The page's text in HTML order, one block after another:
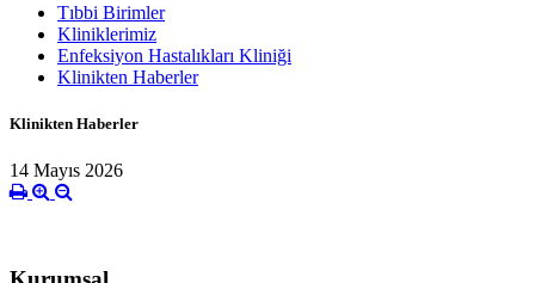
Tıbbi Birimler
Kliniklerimiz
Enfeksiyon Hastalıkları Kliniği
Klinikten Haberler
Klinikten Haberler
14 Mayıs 2026